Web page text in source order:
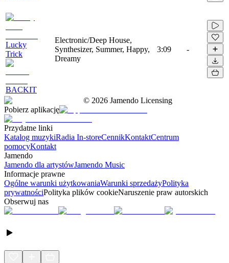
Lucky
Trick
BACKIT
Electronic/Deep House,
Synthesizer, Summer, Happy,
Dreamy
3:09 -
© 2026 Jamendo Licensing
Pobierz aplikację
Przydatne linki
Katalog muzykiRadia In-storeCennikKontaktCentrum
pomocyKontakt
Jamendo
Jamendo dla artystówJamendo Music
Informacje prawne
Ogólne warunki użytkowaniaWarunki sprzedażyPolityka
prywatnościPolityka plików cookieNaruszenie praw autorskich
Obserwuj nas